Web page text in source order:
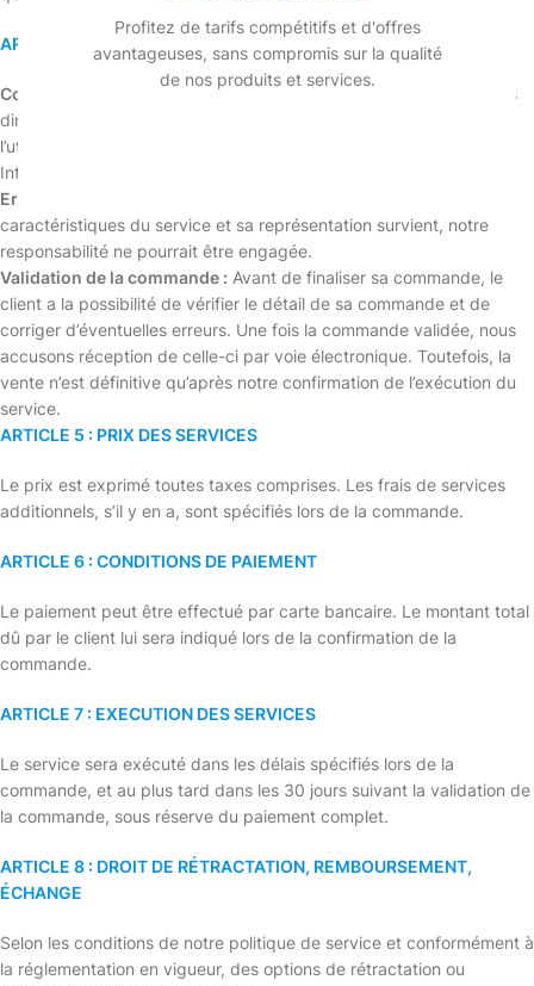
Profitez de tarifs compétitifs et d'offres
avantageuses, sans compromis sur la qualité
de nos produits et services.
ARTICLE 4 : COMMANDES DES SERVICES
Commandes par Internet :
Les commandes peuvent être passées
directement sur notre site marchand. Les coûts associés à
l’utilisation de moyens de télécommunication pour accéder à
Internet et utiliser le site sont à la charge du client.
Erreur dans la commande :
caractéristiques du service et sa représentation survient, notre
responsabilité ne pourrait être engagée.
Validation de la commande : Avant de finaliser sa commande, le
client a la possibilité de vérifier le détail de sa commande et de
corriger d’éventuelles erreurs. Une fois la commande validée, nous
accusons réception de celle-ci par voie électronique. Toutefois, la
vente n’est définitive qu’après notre confirmation de l’exécution du
service.
ARTICLE 5 : PRIX DES SERVICES
Le prix est exprimé toutes taxes comprises. Les frais de services
additionnels, s’il y en a, sont spécifiés lors de la commande.
ARTICLE 6 : CONDITIONS DE PAIEMENT
Le paiement peut être effectué par carte bancaire. Le montant total
dû par le client lui sera indiqué lors de la confirmation de la
commande.
ARTICLE 7 : EXECUTION DES SERVICES
Le service sera exécuté dans les délais spécifiés lors de la
commande, et au plus tard dans les 30 jours suivant la validation de
la commande, sous réserve du paiement complet.
ARTICLE 8 : DROIT DE RÉTRACTATION, REMBOURSEMENT,
ÉCHANGE
Selon les conditions de notre politique de service et conformément à
la réglementation en vigueur, des options de rétractation ou